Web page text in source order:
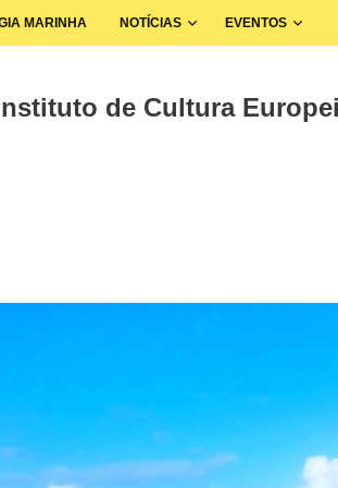
MARINHA NOTÍCIAS EVENTOS
de Cultura